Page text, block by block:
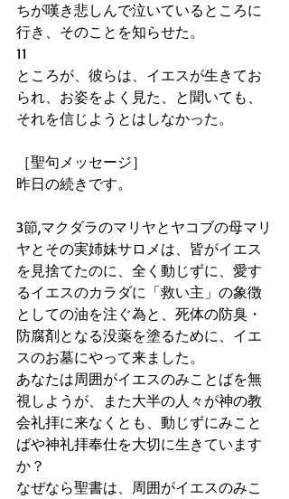
ちが嘆き悲しんで泣いているところに
行き、そのことを知らせた。
11
ところが、彼らは、イエスが生きてお
られ、お姿をよく見た、と聞いても、
それを信じようとはしなかった。
［聖句メッセージ］
昨日の続きです。
3節,マクダラのマリヤとヤコブの母マリ
ヤとその実姉妹サロメは、皆がイエス
を見捨てたのに、全く動じずに、愛す
るイエスのカラダに「救い主」の象徴
としての油を注ぐ為と、死体の防臭・
防腐剤となる没薬を塗るために、イエ
スのお墓にやって来ました。
あなたは周囲がイエスのみことばを無
視しようが、また大半の人々が神の教
会礼拝に来なくとも、動じずにみこと
ばや神礼拝奉仕を大切に生きています
か？
なぜなら聖書は、周囲がイエスのみこ